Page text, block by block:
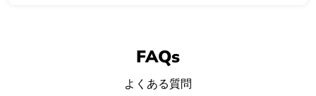
FAQs
よくある質問